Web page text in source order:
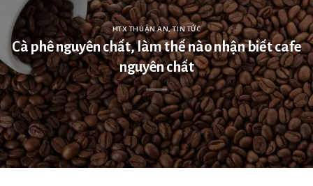
HTX THUẬN AN,TIN TỨC
Cà phê nguyên chất, làm thế nào nhận biết cafe
nguyên chất